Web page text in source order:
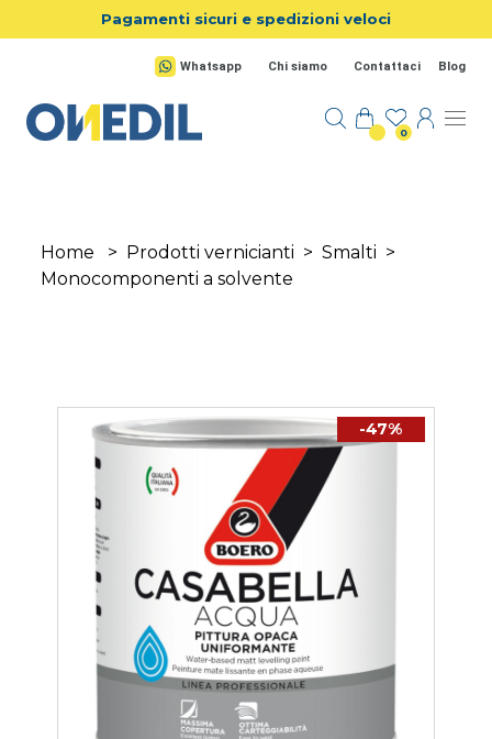
Salta al contenuto principale
Pagamenti sicuri e spedizioni veloci
Whatsapp Chi siamo Contattaci Blog
0
Home > Prodotti vernicianti > Smalti >
Monocomponenti a solvente
-47%